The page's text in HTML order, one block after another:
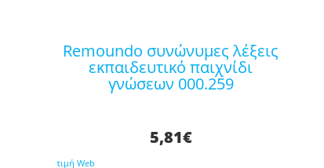
remoundo συνώνυμες λέξεις
εκπαιδευτικό παιχνίδι
γνώσεων 000.259
5,81€
τιμή Web